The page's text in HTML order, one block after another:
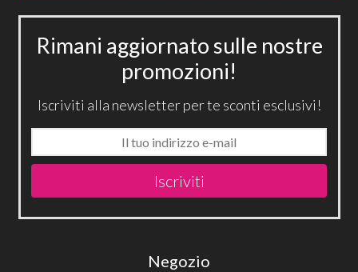
Rimani aggiornato sulle nostre
promozioni!
Iscriviti alla newsletter per te sconti esclusivi!
Iscriviti
Negozio